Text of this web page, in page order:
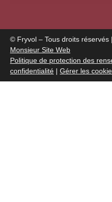
© Fryvol – Tous droits réservés
Monsieur Site Web
Politique de protection des
confidentialité | Gérer les